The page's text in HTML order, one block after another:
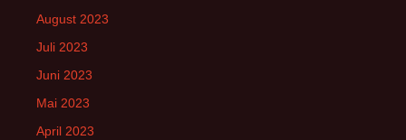
August 2023
Juli 2023
Juni 2023
Mai 2023
April 2023